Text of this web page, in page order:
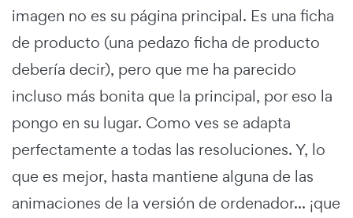
imagen no es su página principal. Es una ficha
de producto (una pedazo ficha de producto
debería decir), pero que me ha parecido
incluso más bonita que la principal, por eso la
pongo en su lugar. Como ves se adapta
perfectamente a todas las resoluciones. Y, lo
que es mejor, hasta mantiene alguna de las
animaciones de la versión de ordenador... ¡que